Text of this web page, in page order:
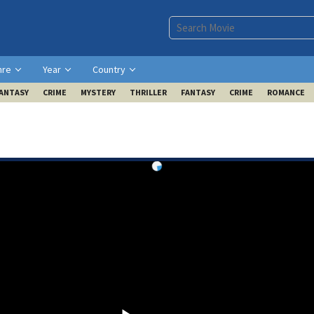
Year Country
CRIME MYSTERY THRILLER FANTASY CRIME ROMANCE